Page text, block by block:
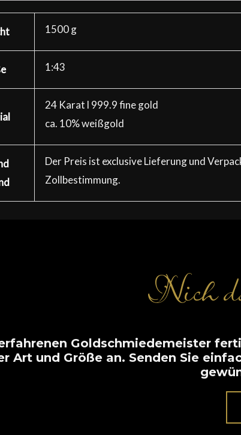
1500 g
1:43
24 Karat l 999.9 fine gold
ca. 10% weißgold
Der Preis ist exclusive Lieferung und
Zollbestimmung.
Nich
Goldschmiedemeister
Art und Größe an. Senden Sie